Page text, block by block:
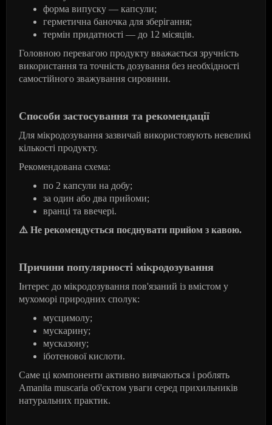
форма випуску — капсули;
герметична баночка для зберігання;
термін придатності — до 12 місяців.
Головною перевагою продукту вважається зручність
використання та точність дозування без необхідності
самостійного зважування сировини.
Способи застосування та рекомендації
Для мікродозування зазвичай використовують невеликі
кількості продукту.
Рекомендована схема:
по 2 капсули на добу;
за один або два прийоми;
вранці та ввечері.
⚠ ️ Не рекомендується поєднувати прийом з кавою.
Причини популярності мікродозування
Інтерес до мікродозування пов'язаний із вмістом у
мухоморі природних сполук:
мусцимолу;
мускарину;
мусказону;
іботенової кислоти.
Саме ці компоненти активно вивчаються і роблять
Amanita muscaria об'єктом уваги серед прихильників
натуральних практик.